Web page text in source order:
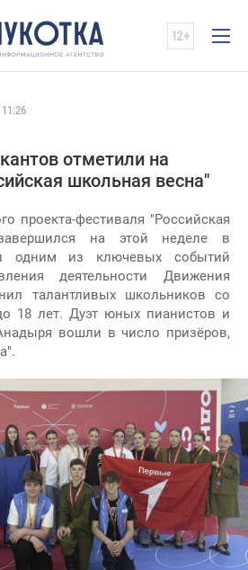
11:26
отметили на
школьная весна"
проекта-фестиваля "Российская
на этой неделе в
одним из ключевых событий
деятельности Движения
талантливых школьников со
18 лет. Дуэт юных пианистов и
вошли в число призёров,